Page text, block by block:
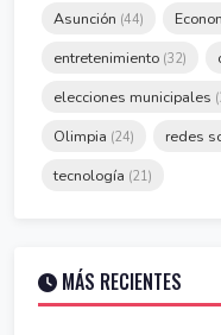
Asunción (44)
entretenimiento (32)
elecciones municipales
Olimpia (24) redes
tecnología (21)
MÁS RECIENTES